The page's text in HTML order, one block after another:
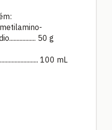
50 g
100 mL